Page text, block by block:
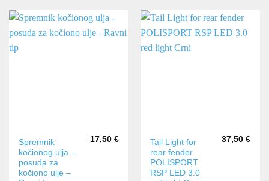
Spremnik
kočionog ulja –
posuda za
kočiono ulje –
17,50 €
Tail Light for
rear fender
POLISPORT
RSP LED 3.0
37,50 €